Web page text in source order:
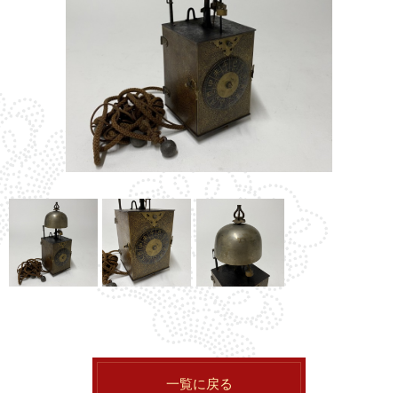
一覧に戻る